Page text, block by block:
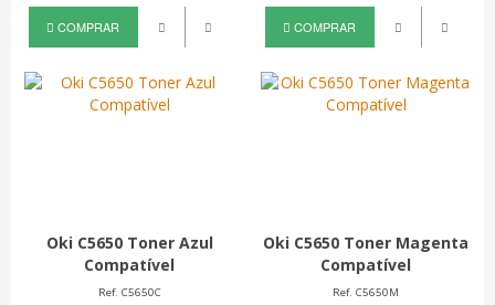
COMPRAR COMPRAR
Oki C5650 Toner Azul
Compatível
Ref. C5650C
Oki C5650 Toner Magenta
Compatível
Ref. C5650M